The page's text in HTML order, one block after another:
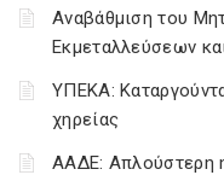
Αναβάθμιση του
Εκμεταλλεύσεων
ΥΠΕΚΑ:
χηρείας
ΑΑΔΕ: Απλούστερη